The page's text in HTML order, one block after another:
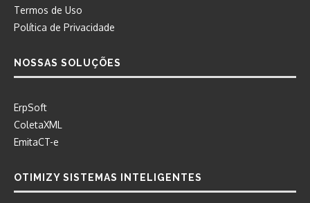
Termos de Uso
Política de Privacidade
NOSSAS SOLUÇÕES
ErpSoft
ColetaXML
EmitaCT-e
OTIMIZY SISTEMAS INTELIGENTES